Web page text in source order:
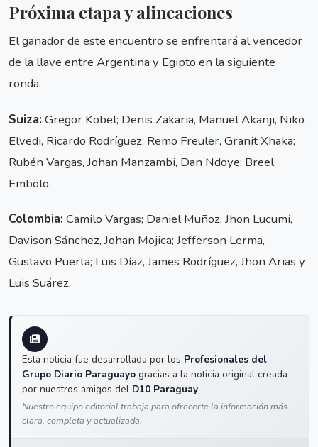
Próxima etapa y alineaciones
El ganador de este encuentro se enfrentará al vencedor
de la llave entre Argentina y Egipto en la siguiente
ronda.
Suiza: Gregor Kobel; Denis Zakaria, Manuel Akanji, Niko
Elvedi, Ricardo Rodríguez; Remo Freuler, Granit Xhaka;
Rubén Vargas, Johan Manzambi, Dan Ndoye; Breel
Embolo.
Colombia: Camilo Vargas; Daniel Muñoz, Jhon Lucumí,
Davison Sánchez, Johan Mojica; Jefferson Lerma,
Gustavo Puerta; Luis Díaz, James Rodríguez, Jhon Arias y
Luis Suárez.
Esta noticia fue desarrollada por los Profesionales del
Grupo Diario Paraguayo gracias a la noticia original creada
por nuestros amigos del D10 Paraguay.
Nuestro equipo editorial trabaja para ofrecerte la información más
clara, completa y actualizada.